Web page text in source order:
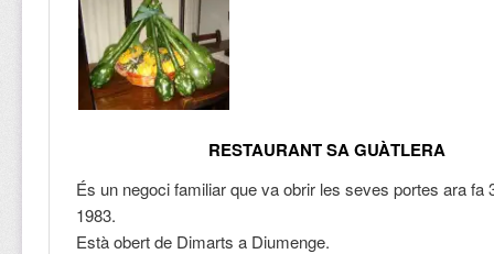
RESTAURANT SA GUÀTLERA
És un negoci familiar que va obrir les seves portes ara fa
1983.
Està obert de Dimarts a Diumenge.